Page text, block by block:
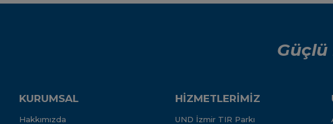
KURUMSAL
Hakkımızda
HİZMETLERİMİZ
UND İzmir TIR Parkı